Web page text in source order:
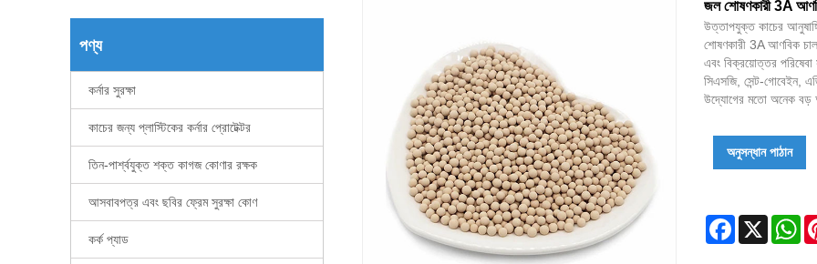
পণ্য
কর্নার সুরক্ষা
কাচের জন্য প্লাস্টিকের কর্নার প্রোটেক্টর
তিন-পার্শ্বযুক্ত শক্ত কাগজ কোণার রক্ষক
আসবাবপত্র এবং ছবির ফ্রেম সুরক্ষা কোণ
কর্ক প্যাড
জল শোষণকারী 3A
উত্তাপযুক্ত কাচের
শোষণকারী 3A আণবিক
এবং বিক্রয়োত্তর পরিষেবা
সিএসজি, সেন্ট-গোবেইন,
উদ্যোগের মতো অনেক বড়
অনুসন্ধান পাঠান
Facebook
X